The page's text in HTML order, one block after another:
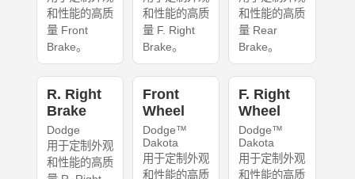
和性能的高质
量 Front
Brake。
和性能的高质
量 F. Right
Brake。
和性能的高质
量 Rear
Brake。
R. Right
Brake
Dodge
用于定制外观
和性能的高质
Front
Wheel
Dodge™
Dakota
用于定制外观
和性能的高质
F. Right
Wheel
Dodge™
Dakota
用于定制外观
和性能的高质